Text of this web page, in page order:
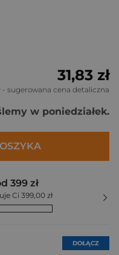
31,83 zł
- sugerowana cena detaliczna
w poniedziałek.
399 zł
Ci 399,00 zł
DOŁĄCZ